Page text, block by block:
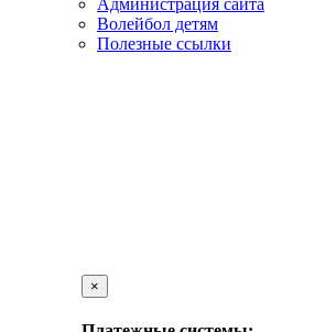
Администрация сайта
Волейбол детям
Полезные ссылки
×